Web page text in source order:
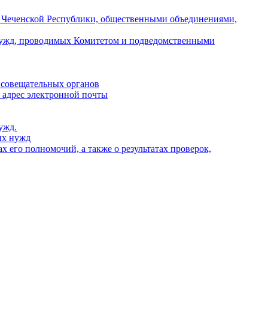
Республики, общественными объединениями,
проводимых Комитетом и подведомственными
органов
электронной почты
нужд
полномочий, а также о результатах проверок,